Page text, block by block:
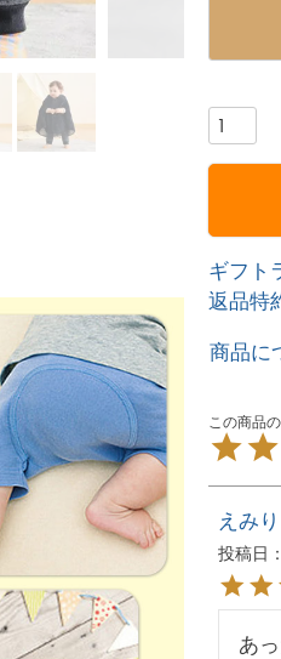
ギフト
返品特
商品に
えみり
投稿日
あ